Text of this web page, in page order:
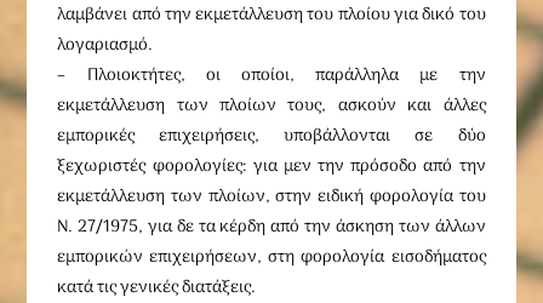
λαμβάνει από την εκμετάλλευση του πλοίου για δικό του
λογαριασμό.
– Πλοιοκτήτες, οι οποίοι, παράλληλα με την
εκμετάλλευση των πλοίων τους, ασκούν και άλλες
εμπορικές επιχειρήσεις, υποβάλλονται σε δύο
ξεχωριστές φορολογίες: για μεν την πρόσοδο από την
εκμετάλλευση των πλοίων, στην ειδική φορολογία του
Ν. 27/1975, για δε τα κέρδη από την άσκηση των άλλων
εμπορικών επιχειρήσεων, στη φορολογία εισοδήματος
κατά τις γενικές διατάξεις.